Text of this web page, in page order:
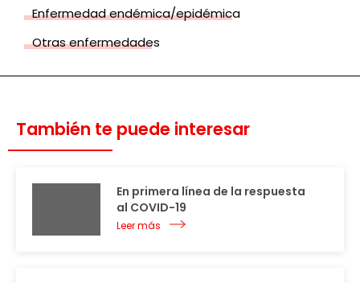
Enfermedad endémica/epidémica
Otras enfermedades
También te puede interesar
En primera línea de la respuesta
al COVID-19
Leer más